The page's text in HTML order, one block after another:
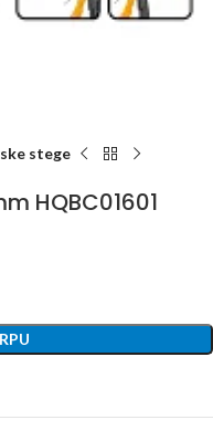
stege
HQBC01601